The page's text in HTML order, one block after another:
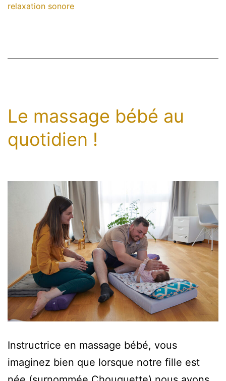
relaxation sonore
Le massage bébé au
quotidien !
Instructrice en massage bébé, vous
imaginez bien que lorsque notre fille est